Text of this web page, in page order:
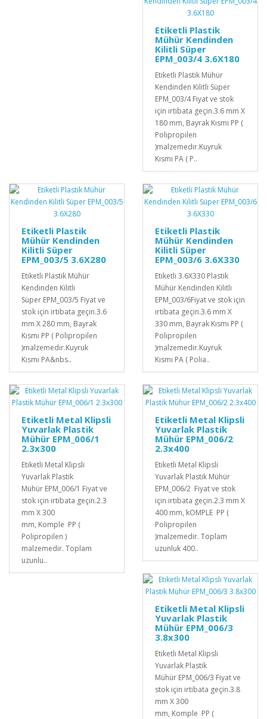
Etiketli Plastik
Mühür Kendinden
Kilitli Süper
EPM_003/4 3.6X180
Etiketli Plastik Mühür
Kendinden Kilitli Süper
EPM_003/4 Fiyat ve stok
için irtibata geçin.3.6 mm X
180 mm, Bayrak Kısmı PP (
Polipropilen
)malzemedir.Kuyruk
Kısmı PA ( P..
Etiketli Plastik
Mühür Kendinden
Kilitli Süper
EPM_003/5 3.6X280
Etiketli Plastik Mühür
Kendinden Kilitli
Süper EPM_003/5 Fiyat ve
stok için irtibata geçin.3.6
mm X 280 mm, Bayrak
Kısmı PP ( Polipropilen
)malzemedir.Kuyruk
Kısmı PA&nbs..
Etiketli Plastik
Mühür Kendinden
Kilitli Süper
EPM_003/6 3.6X330
Etiketli 3.6X330 Plastik
Mühür Kendinden Kilitli
EPM_003/6Fiyat ve stok için
irtibata geçin.3.6 mm X
330 mm, Bayrak Kısmı PP (
Polipropilen
)malzemedir.Kuyruk
Kısmı PA ( Polia..
Etiketli Metal Klipsli
Yuvarlak Plastik
Mühür EPM_006/1
2.3x300
Etiketli Metal Klipsli
Yuvarlak Plastik
Mühür EPM_006/1 Fiyat ve
stok için irtibata geçin.2.3
mm X 300
mm, Komple PP (
Polipropilen )
malzemedir. Toplam
uzunlu..
Etiketli Metal Klipsli
Yuvarlak Plastik
Mühür EPM_006/2
2.3x400
Etiketli Metal Klipsli
Yuvarlak Plastik Mühür
EPM_006/2 Fiyat ve stok
için irtibata geçin.2.3 mm X
400 mm, kOMPLE PP (
Polipropilen
)malzemedir. Toplam
uzunluk 400..
Etiketli Metal Klipsli
Yuvarlak Plastik
Mühür EPM_006/3
3.8x300
Etiketli Metal Klipsli
Yuvarlak Plastik
Mühür EPM_006/3 Fiyat ve
stok için irtibata geçin.3.8
mm X 300
mm, Komple PP (